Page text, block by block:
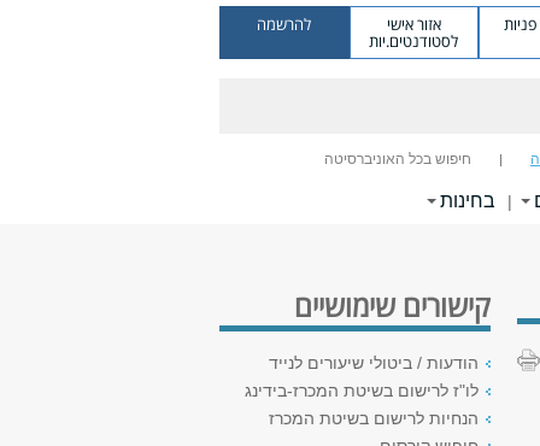
אזור אישי
לסטודנטים.יות
להרשמה
חיפוש בכל האוניברסיטה
| בחינות
קישורים שימושיים
הודעות / ביטולי שיעורים לנייד
לו"ז לרישום בשיטת המכרז-בידינג
הנחיות לרישום בשיטת המכרז